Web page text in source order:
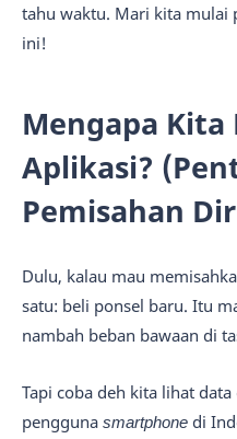
tahu waktu. Mari kita mulai
ini!
Mengapa
Aplikasi?
Pemisahan
Dulu, kalau mau
satu: beli ponsel baru. Itu
nambah beban bawaan di
Tapi coba deh kita lihat
pengguna smartphone di